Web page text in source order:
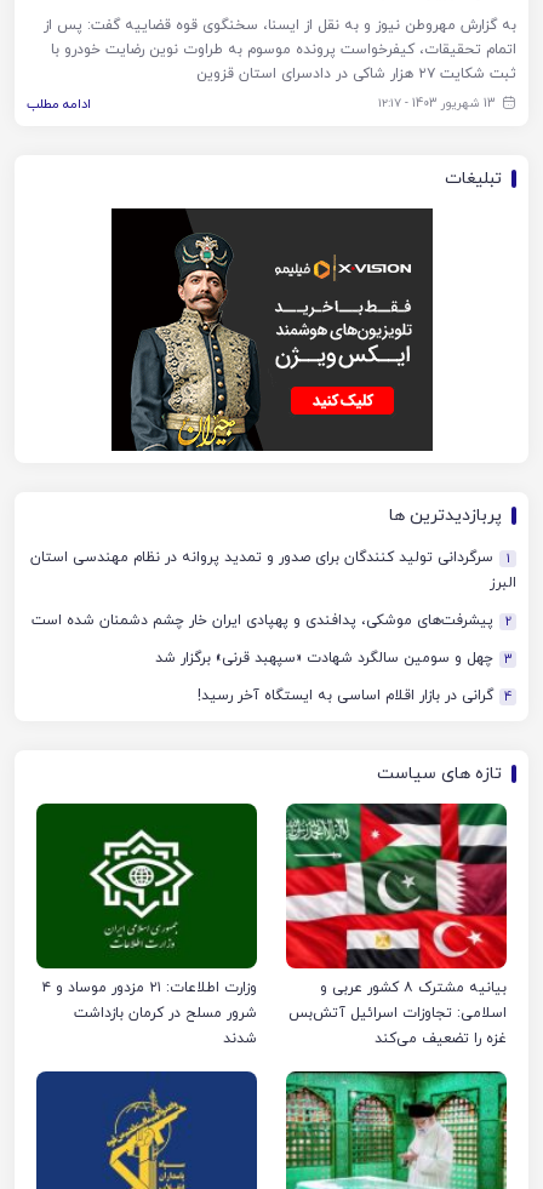
به گزارش مهروطن نیوز و به نقل از ایسنا، سخنگوی قوه قضاییه گفت: پس از
اتمام تحقیقات، کیفرخواست پرونده موسوم به طراوت نوین رضایت خودرو با
ثبت شکایت ۲۷ هزار شاکی در دادسرای استان قزوین
13 شهریور 1403 - ۱۲:۱۷ ادامه مطلب
تبلیغات
پربازدیدترین ها
1
سرگردانی تولید کنندگان برای صدور و تمدید پروانه در نظام مهندسی استان
البرز
2 پیشرفت‌های موشکی، پدافندی و پهپادی ایران خار چشم دشمنان شده است
3 چهل‌ و سومین سالگرد شهادت «سپهبد قرنی» برگزار شد
4 گرانی در بازار اقلام اساسی به ایستگاه آخر رسید!
تازه های سیاست
بیانیه مشترک ۸ کشور عربی و
اسلامی: تجاوزات اسرائیل آتش‌بس
غزه را تضعیف می‌کند
وزارت اطلاعات: ۲۱ مزدور موساد و ۴
شرور مسلح در کرمان بازداشت
شدند